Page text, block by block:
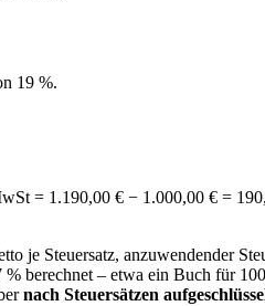
19 %.
= 1.190,00 € − 1.000,00 € =
Steuersatz, anzuwendender
berechnet – etwa ein Buch für
nach Steuersätzen